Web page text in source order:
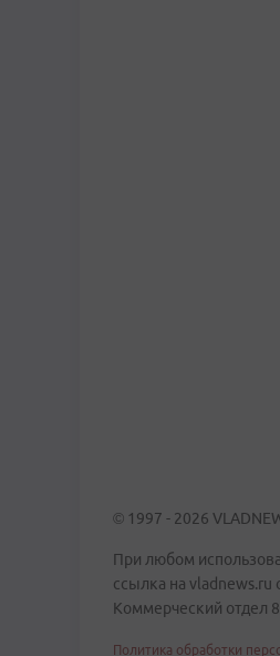
© 1997 - 2026
При любом
ссылка на vladnews.ru
Коммерческий отдел
Политика обработки